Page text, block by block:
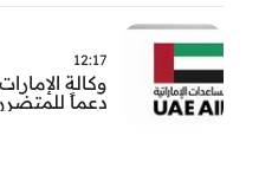
12:17
وكالة
دعماً